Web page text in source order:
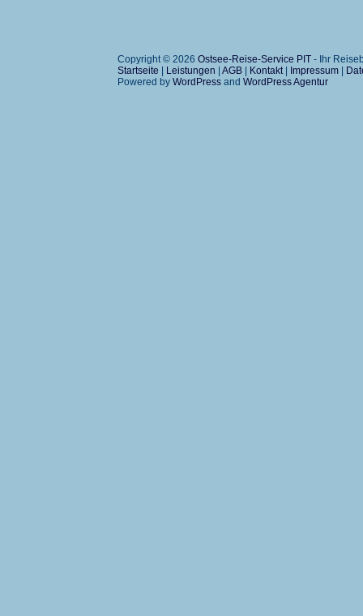
Copyright © 2026 Ostsee-Reise-Service PIT - Ihr
Startseite
Leistungen AGB Kontakt| Impressum
Powered by WordPress and WordPress Agentur